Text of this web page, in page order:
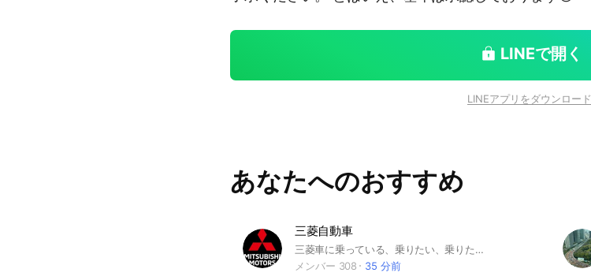
LINEで開く
LINEアプリをダウンロード
あなたへのおすすめ
三菱自動車
三菱車に乗っている、乗りたい、乗りたくない、乗っていた、良くも悪くも三菱車 #三菱 #三菱自動車 #MITSUBISHI #ギャラン #ランサー #エクリプス #デリカ #エテルナ #シグマ #チャレンジャー #ストラーダ #ブラボー #コルト#i #ミラージュ #パジェロ #エアトレック #シャリオ #RVR #EK #レグナム #ミニキャブ #ディアマンテ #アウトランダー #グランディス
メンバー 308
35 分前